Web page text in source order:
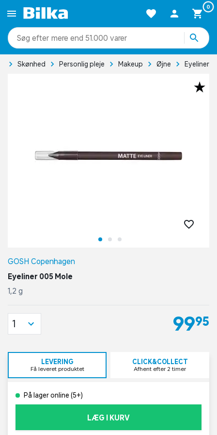
0
mere end 51.000 varer
Skønhed Personlig pleje Makeup Øjne Eyeliner
GOSH Copenhagen
Eyeliner 005 Mole
1,2 g
99,95
1
LEVERING
Få leveret produktet
CLICK&COLLECT
Afhent efter 2 timer
På lager online (5+)
LÆG I KURV